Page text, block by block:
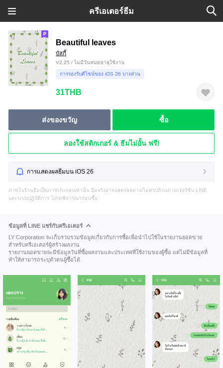
ครีเอเตอร์ธีม
Beautiful leaves
บัสกี้
V2.25 / ไม่มีวันหมดอายุใช้งาน
การรองรับดีไซน์ของ iOS 26 บางส่วน
31THB
ส่งของขวัญ ซื้อ
ลองใช้สติกเกอร์ & ธีมไม่อั้น ฟรี!
การแสดงผลธีมบน iOS 26
ภาพในร้านธีมเป็นภาพประกอบเท่านั้น ธีมจริงอาจแสดงผลต่าง/ไม่ครบถ้วนตามเวอร์ชัน LINE
และระบบปฏิบัติการ โปรดพิจารณาก่อนซื้อ
ข้อมูลที่ LINE แชร์กับครีเอเตอร์
LY Corporation จะเก็บรวบรวมข้อมูลเกี่ยวกับการซื้อเพื่อนำไปใช้ในรายงานยอดขาย
สำหรับครีเอเตอร์ผู้สร้างผลงาน
รายงานยอดขายจะมีข้อมูลวันที่ซื้อผลงานและประเทศที่ใช้งานของผู้ซื้อ แต่ไม่มีข้อมูลที่
ทำให้สามารถระบุตัวตนผู้ซื้อได้